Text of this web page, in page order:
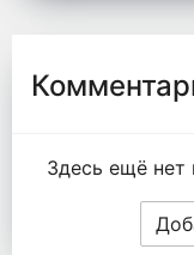
Здесь ещё нет